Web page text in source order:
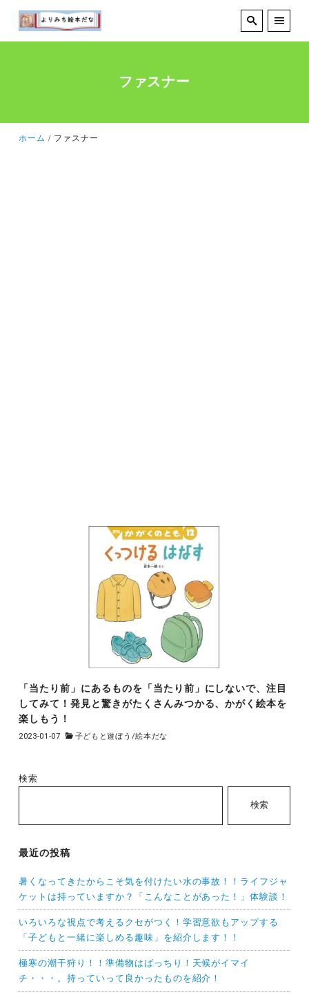
ファスナー
ホーム ファスナー
「当たり前」にあるものを「当たり前」にしないで、注目
してみて！発見と驚きがたくさんみつかる、かがく絵本を
楽しもう！
2023-01-07 子どもと遊ぼう /絵本だな
検索
検索
最近の投稿
暑くなってきたからこそ気を付けたい水の事故！！ライフジャ
ケットは持っていますか？「こんなことがあった！」体験談！
いろいろな視点で考えるクセがつく！学習意欲もアップする
「子どもと一緒に楽しめる趣味」を紹介します！！
極寒の潮干狩り！！準備物はばっちり！天候がイマイ
チ・・・。持っていって良かったものを紹介！